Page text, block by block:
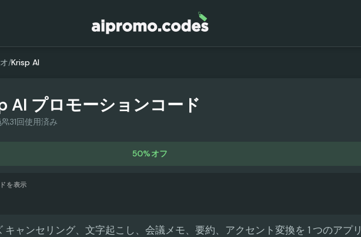
/Krisp AI
AI プロモーションコード
31回使用済み
50%オフ
を表示
キャンセリング、文字起こし、会議メモ、要約、アクセント変換を 1 つのアプリ